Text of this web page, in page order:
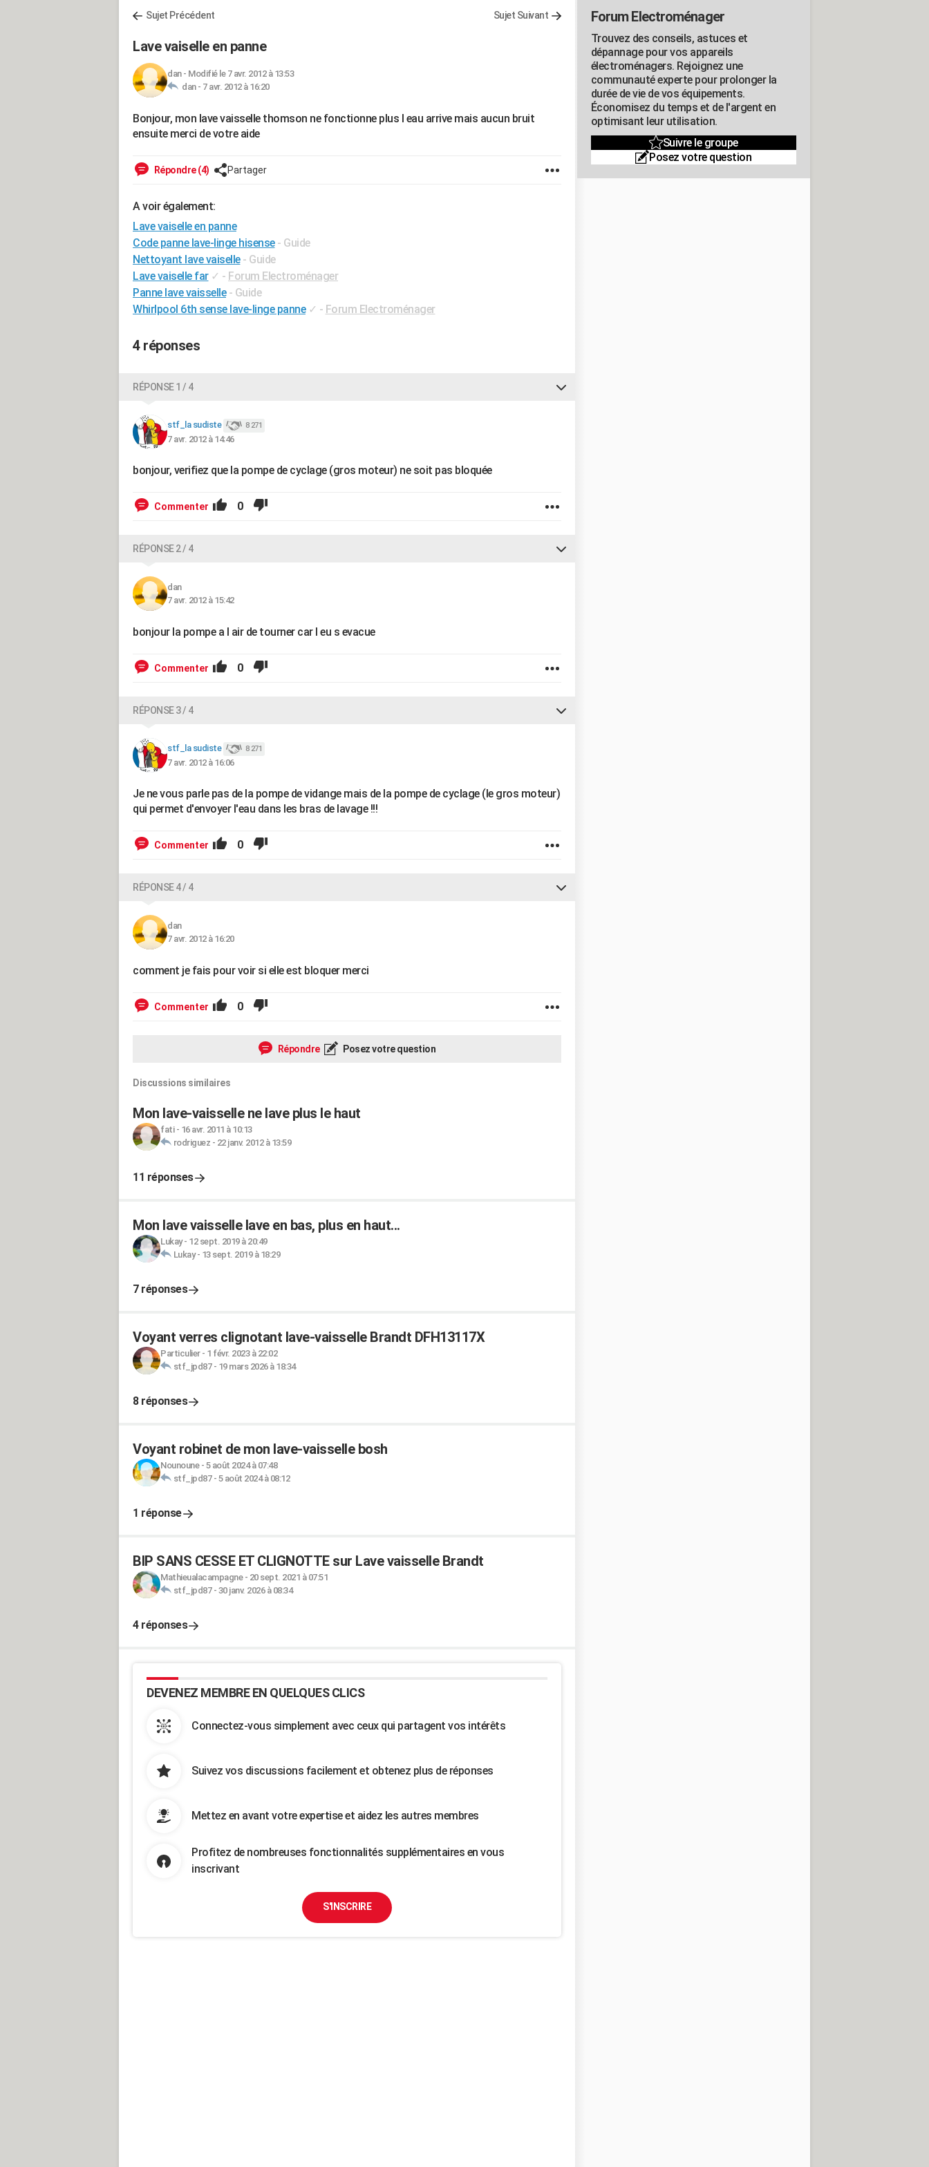
Sujet Précédent Sujet Suivant
Lave vaiselle en panne
dan- Modifié le 7 avr. 2012 à 13:53
dan - 7 avr. 2012 à 16:20
Bonjour, mon lave vaisselle thomson ne fonctionne plus l eau arrive mais aucun bruit
ensuite merci de votre aide
Répondre (4) Partager
A voir également:
Lave vaiselle en panne
Code panne lave-linge hisense - Guide
Nettoyant lave vaiselle - Guide
Lave vaiselle far ✓ - Forum Electroménager
Panne lave vaisselle - Guide
Whirlpool 6th sense lave-linge panne ✓ - Forum Electroménager
4 réponses
RÉPONSE 1 / 4
stf_la sudiste 8 271
7 avr. 2012 à 14:46
bonjour, verifiez que la pompe de cyclage (gros moteur) ne soit pas bloquée
Commenter 0
RÉPONSE 2 / 4
dan
7 avr. 2012 à 15:42
bonjour la pompe a l air de tourner car l eu s evacue
Commenter 0
RÉPONSE 3 / 4
stf_la sudiste 8 271
7 avr. 2012 à 16:06
Je ne vous parle pas de la pompe de vidange mais de la pompe de cyclage (le gros moteur)
qui permet d'envoyer l'eau dans les bras de lavage !!!
Commenter 0
RÉPONSE 4 / 4
dan
7 avr. 2012 à 16:20
comment je fais pour voir si elle est bloquer merci
Commenter 0
Répondre Posez votre question
Discussions similaires
Mon lave-vaisselle ne lave plus le haut
fati- 16 avr. 2011 à 10:13
rodriguez - 22 janv. 2012 à 13:59
11 réponses
Mon lave vaisselle lave en bas, plus en haut...
Lukay- 12 sept. 2019 à 20:49
Lukay- 13 sept. 2019 à 18:29
7 réponses
Voyant verres clignotant lave-vaisselle Brandt DFH13117X
Particulier- 1 févr. 2023 à 22:02
stf_jpd87- 19 mars 2026 à 18:34
8 réponses
Voyant robinet de mon lave-vaisselle bosh
Nounoune- 5 août 2024 à 07:48
stf_jpd87- 5 août 2024 à 08:12
1 réponse
BIP SANS CESSE ET CLIGNOTTE sur Lave vaisselle Brandt
Mathieualacampagne- 20 sept. 2021 à 07:51
stf_jpd87- 30 janv. 2026 à 08:34
4 réponses
DEVENEZ MEMBRE EN QUELQUES CLICS
Connectez-vous simplement avec ceux qui partagent vos intérêts
Suivez vos discussions facilement et obtenez plus de réponses
Mettez en avant votre expertise et aidez les autres membres
Profitez de nombreuses fonctionnalités supplémentaires en vous
inscrivant
S'INSCRIRE
Forum Electroménager
Trouvez des conseils, astuces et
dépannage pour vos appareils
électroménagers. Rejoignez une
communauté experte pour prolonger la
durée de vie de vos équipements.
Économisez du temps et de l'argent en
optimisant leur utilisation.
Suivre le groupe
Posez votre question